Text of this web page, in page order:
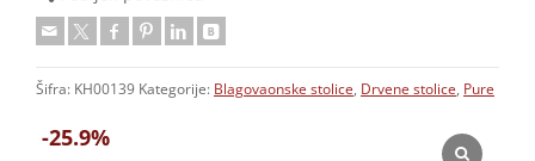
-25.9%
Šifra: KH00139 Kategorije: Blagovaonske stolice Drvene stolice Pure